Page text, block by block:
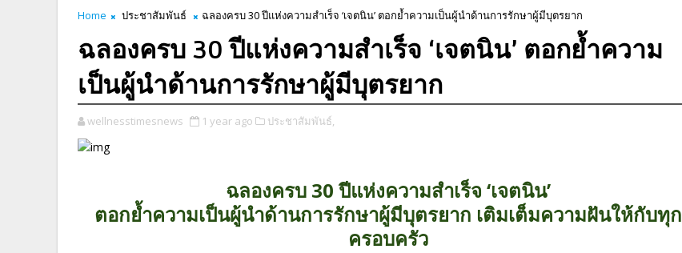
Home ประชาสัมพันธ์ ฉลองครบ 30 ปีแห่งความสำเร็จ ‘เจตนิน’ ตอกย้ำความเป็นผู้นำด้านการรักษาผู้มีบุตรยาก
ฉลองครบ 30 ปีแห่งความสำเร็จ ‘เจตนิน’ ตอกย้ำความ
เป็นผู้นำด้านการรักษาผู้มีบุตรยาก
wellnesstimesnews 1 year ago ประชาสัมพันธ์,
ฉลองครบ 30 ปีแห่งความสำเร็จ ‘เจตนิน’
ตอกย้ำความเป็นผู้นำด้านการรักษาผู้มีบุตรยาก เติมเต็มความฝันให้กับทุก
ครอบครัว